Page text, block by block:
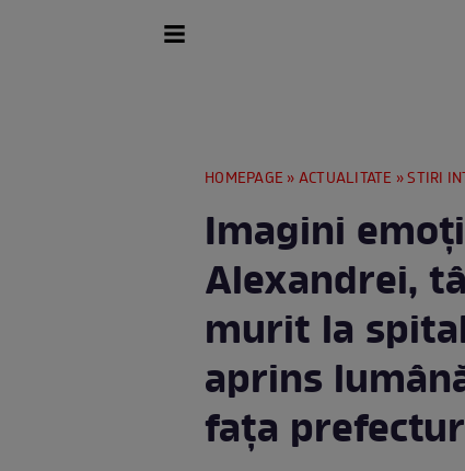
HOMEPAGE »ACTUALITATE »STIRI
Imagini
Alexandrei,
murit la
aprins
fața